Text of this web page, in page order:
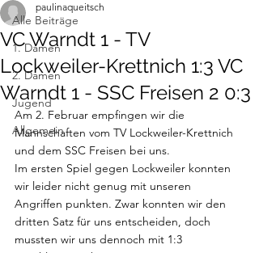
Alle Beiträge
1. Damen
2. Damen
Jugend
Allgemein
VC Warndt 1 - TV
Lockweiler-Krettnich 1:3 VC
Warndt 1 - SSC Freisen 2 0:3
paulinaqueitsch
Am 2. Februar empfingen wir die
Mannschaften vom TV Lockweiler-Krettnich
und dem SSC Freisen bei uns.
Im ersten Spiel gegen Lockweiler konnten
wir leider nicht genug mit unseren
Angriffen punkten. Zwar konnten wir den
dritten Satz für uns entscheiden, doch
mussten wir uns dennoch mit 1:3